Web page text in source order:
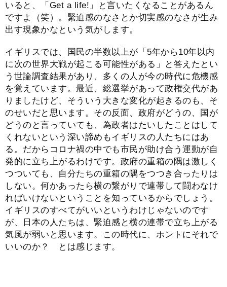
いると、「Get a life!」と言いたくなることがあるん
ですよ（笑）。緊迫感のなさとか切実感のなさが生み
出す現象かなという気がします。
イギリスでは、国民の半数以上が「5年から10年以内
に次の世界大戦が起こる可能性がある」と答えたとい
う世論調査結果があり、多くの人が今の時代に危機感
を覚えています。最近、総選挙があって政権交代があ
りましたけど、そういう大きな変化が起きるのも、そ
のせいだと思います。その反面、政府がどうの、国が
どうのと言っていても、為政者はたいしたことはして
くれないという深い諦めもイギリスの人たちにはあ
る。だからコロナ禍の中でも市民が助け合う運動が自
発的に立ち上がるわけです。政府の重箱の隅は激しく
つついても、自分たちの重箱の隅をつつき合ったりは
しない。何かあったら横の繋がりで連帯して闘わなけ
ればいけないということを知っているからでしょう。
イギリスのすべてがいいというわけじゃないのです
が、日本の人たちは、緊迫感と横の連帯で立ち上がる
気風が弱いと思います。この時代に、ホントにそれで
いいのか？ とは感じます。